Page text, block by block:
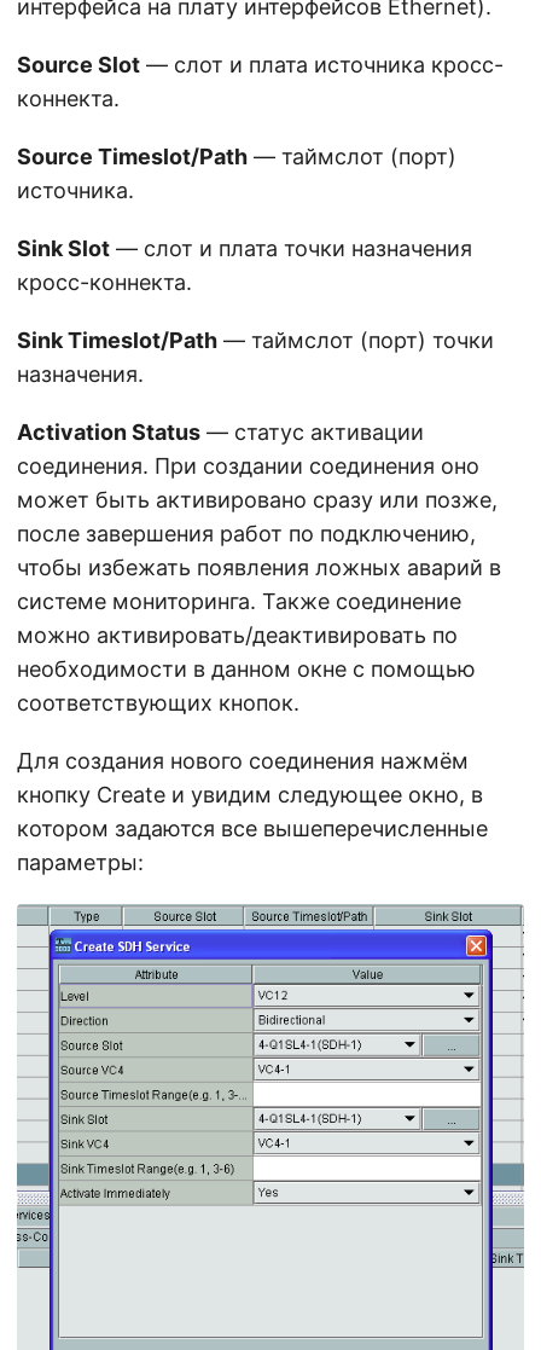
интерфейса на плату интерфейсов Ethernet).
Source Slot — слот и плата источника кросс-
коннекта.
Source Timeslot/Path — таймслот (порт)
источника.
Sink Slot — слот и плата точки назначения
кросс-коннекта.
Sink Timeslot/Path — таймслот (порт) точки
назначения.
Activation Status — статус активации
соединения. При создании соединения оно
может быть активировано сразу или позже,
после завершения работ по подключению,
чтобы избежать появления ложных аварий в
системе мониторинга. Также соединение
можно активировать/деактивировать по
необходимости в данном окне с помощью
соответствующих кнопок.
Для создания нового соединения нажмём
кнопку Create и увидим следующее окно, в
котором задаются все вышеперечисленные
параметры: